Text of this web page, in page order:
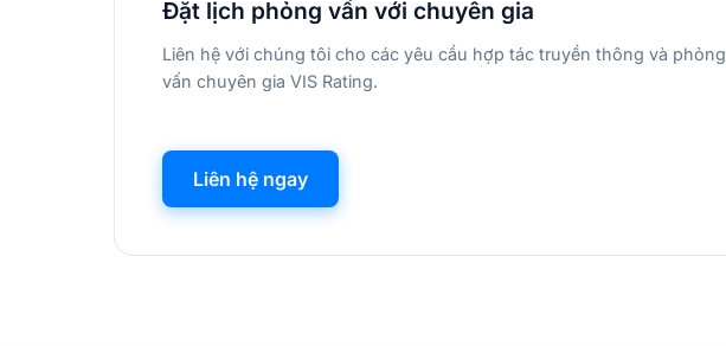
Đặt lịch phỏng vấn với chuyên gia
Liên hệ với chúng tôi cho các yêu cầu hợp tác truyền thông và phỏng
vấn chuyên gia VIS Rating.
Liên hệ ngay